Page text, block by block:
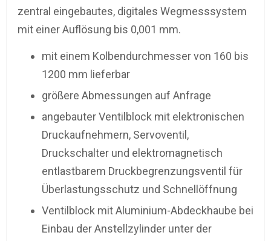
zentral eingebautes, digitales Wegmesssystem
mit einer Auflösung bis 0,001 mm.
mit einem Kolbendurchmesser von 160 bis
1200 mm lieferbar
größere Abmessungen auf Anfrage
angebauter Ventilblock mit elektronischen
Druckaufnehmern, Servoventil,
Druckschalter und elektromagnetisch
entlastbarem Druckbegrenzungsventil für
Überlastungsschutz und Schnellöffnung
Ventilblock mit Aluminium-Abdeckhaube bei
Einbau der Anstellzylinder unter der